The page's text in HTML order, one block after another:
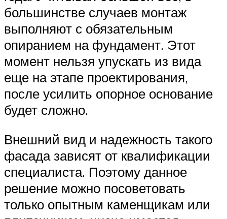
большинстве случаев монтаж
выполняют с обязательным
опиранием на фундамент. Этот
момент нельзя упускать из вида
еще на этапе проектирования,
после усилить опорное основание
будет сложно.
Внешний вид и надежность такого
фасада зависят от квалификации
специалиста. Поэтому данное
решение можно посоветовать
только опытным каменщикам или